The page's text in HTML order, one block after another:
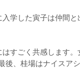
学した寅子は仲間と
すごく共感します
、桂場はナイスア